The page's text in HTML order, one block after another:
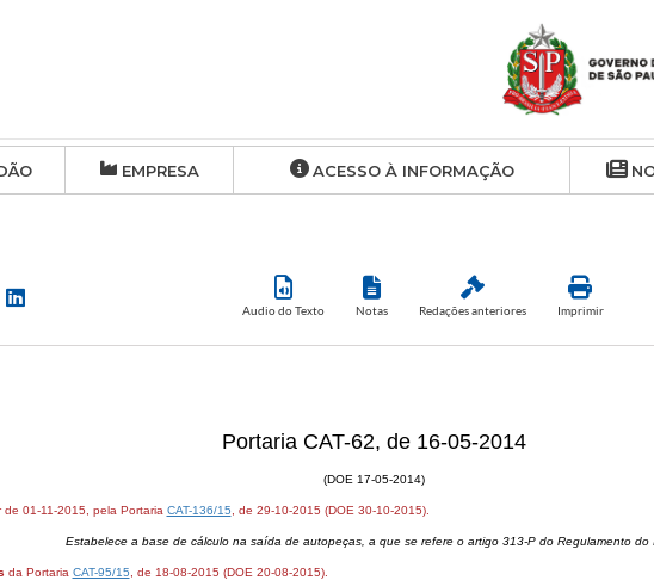
EMPRESA ACESSO À INFORMAÇÃO
Audio do Texto Notas Redações anteriores Imprimir
Portaria CAT-62, de 16-05-2014
(DOE 17-05-2014)
de 01-11-2015, pela Portaria CAT-136/15 , de 29-10-2015 (DOE 30-10-2015).
Estabelece a base de cálculo na saída de autopeças, a que se refere o artigo 313-P do Regulamento do
da Portaria CAT-95/15 , de 18-08-2015 (DOE 20-08-2015).